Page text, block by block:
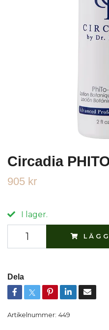
Circadia
905 kr
I lager.
Dela
Artikelnummer: 449